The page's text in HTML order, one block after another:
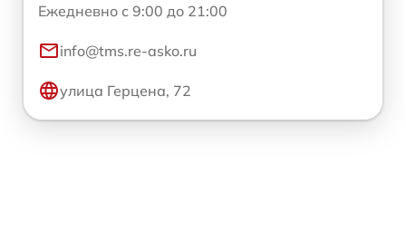
Ежедневно с 9:00 до 21:00
info@tms.re-asko.ru
улица Герцена, 72